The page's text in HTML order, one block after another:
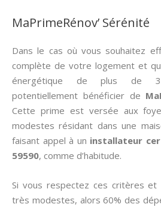
MaPrimeRénov’ Sérénité
Dans le cas où vous souhaitez
complète de votre logement et
énergétique de plus de
potentiellement bénéficier de
Cette prime est versée aux
modestes résidant dans une
faisant appel à un installateur
59590, comme d’habitude.
Si vous respectez ces critères
très modestes, alors 60% des